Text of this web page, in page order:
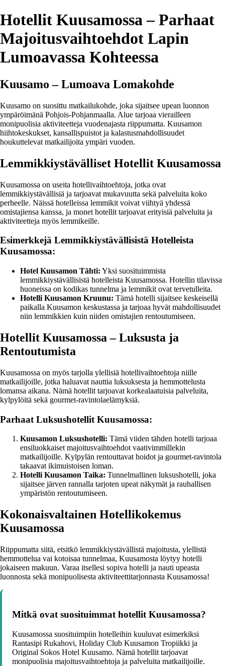
Hotellit Kuusamossa – Parhaat
Majoitusvaihtoehdot Lapin
Lumoavassa Kohteessa
Kuusamo – Lumoava Lomakohde
Kuusamo on suosittu matkailukohde, joka sijaitsee upean luonnon
ympäröimänä Pohjois-Pohjanmaalla. Alue tarjoaa vierailleen
monipuolisia aktiviteetteja vuodenajasta riippumatta. Kuusamon
hiihtokeskukset, kansallispuistot ja kalastusmahdollisuudet
houkuttelevat matkailijoita ympäri vuoden.
Lemmikkiystävälliset Hotellit Kuusamossa
Kuusamossa on useita hotellivaihtoehtoja, jotka ovat
lemmikkiystävällisiä ja tarjoavat mukavuutta sekä palveluita koko
perheelle. Näissä hotelleissa lemmikit voivat viihtyä yhdessä
omistajiensa kanssa, ja monet hotellit tarjoavat erityisiä palveluita ja
aktiviteetteja myös lemmikeille.
Esimerkkejä Lemmikkiystävällisistä Hotelleista
Kuusamossa:
Hotel Kuusamon Tähti: Yksi suosituimmista
lemmikkiystävällisistä hotelleista Kuusamossa. Hotellin tilavissa
huoneissa on kodikas tunnelma ja lemmikit ovat tervetulleita.
Hotelli Kuusamon Kruunu: Tämä hotelli sijaitsee keskeisellä
paikalla Kuusamon keskustassa ja tarjoaa hyvät mahdollisuudet
niin lemmikkien kuin niiden omistajien rentoutumiseen.
Hotellit Kuusamossa – Luksusta ja
Rentoutumista
Kuusamossa on myös tarjolla ylellisiä hotellivaihtoehtoja niille
matkailijoille, jotka haluavat nauttia luksuksesta ja hemmottelusta
lomansa aikana. Nämä hotellit tarjoavat korkealaatuisia palveluita,
kylpylöitä sekä gourmet-ravintolaelämyksiä.
Parhaat Luksushotellit Kuusamossa:
Kuusamon Luksushotelli: Tämä viiden tähden hotelli tarjoaa
ensiluokkaiset majoitusvaihtoehdot vaativimmillekin
matkailijoille. Kylpylän rentouttavat hoidot ja gourmet-ravintola
takaavat ikimuistoisen loman.
Hotelli Kuusamon Taika: Tunnelmallinen luksushotelli, joka
sijaitsee järven rannalla tarjoten upeat näkymät ja rauhallisen
ympäristön rentoutumiseen.
Kokonaisvaltainen Hotellikokemus
Kuusamossa
Riippumatta siitä, etsitkö lemmikkiystävällistä majoitusta, ylellistä
hemmottelua vai kotoisaa tunnelmaa, Kuusamosta löytyy hotelli
jokaiseen makuun. Varaa itsellesi sopiva hotelli ja nauti upeasta
luonnosta sekä monipuolisesta aktiviteettitarjonnasta Kuusamossa!
Mitkä ovat suosituimmat hotellit Kuusamossa?
Kuusamossa suosituimpiin hotelleihin kuuluvat esimerkiksi
Rantasipi Rukahovi, Holiday Club Kuusamon Tropiikki ja
Original Sokos Hotel Kuusamo. Nämä hotellit tarjoavat
monipuolisia majoitusvaihtoehtoja ja palveluita matkailijoille.